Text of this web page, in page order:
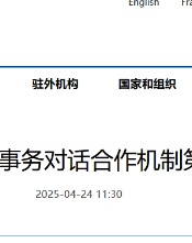
わりそうなスーパーリ
に最高位だった選手とは